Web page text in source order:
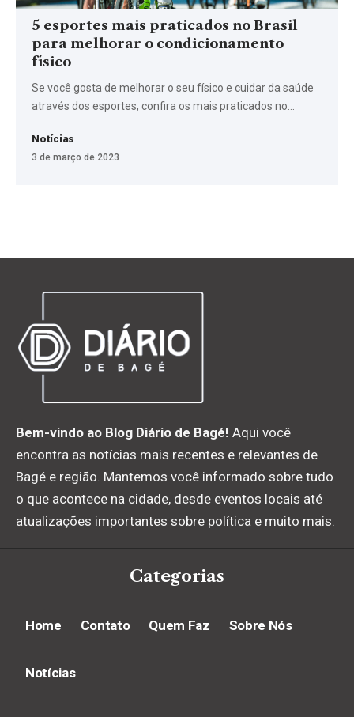
5 esportes mais praticados no Brasil
para melhorar o condicionamento
físico
Se você gosta de melhorar o seu físico e cuidar da saúde
através dos esportes, confira os mais praticados no…
Notícias
3 de março de 2023
Bem-vindo ao Blog Diário de Bagé! Aqui você
encontra as notícias mais recentes e relevantes de
Bagé e região. Mantemos você informado sobre tudo
o que acontece na cidade, desde eventos locais até
atualizações importantes sobre política e muito mais.
Categorias
Home Contato Quem Faz Sobre Nós
Notícias